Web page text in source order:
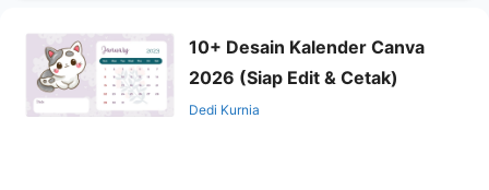
10+ Desain Kalender Canva
2026 (Siap Edit & Cetak)
Dedi Kurnia